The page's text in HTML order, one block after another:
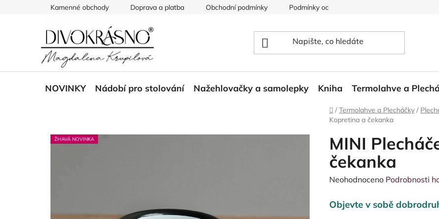
Kamenné obchody Doprava a platba Obchodní podmínky Podmínky ochrany osobních údajů
NOVINKY Nádobí pro stolování Nažehlovačky a samolepky Kniha Termolahve a
Domů
/ Termolahve a Plecháčky /
Kopretina a čekanka
MINI
čekanka
Průměrné
produktu
Neohodnoceno Podrobnosti
Objevte v sobě
ŽHAVÁ NOVINKA